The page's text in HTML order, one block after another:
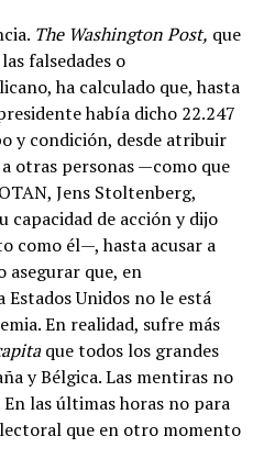
The Washington Post, que
falsedades o
ha calculado que, hasta
había dicho 22.247
y condición, desde atribuir
otras personas —como que
Jens Stoltenberg,
capacidad de acción y dijo
como él—, hasta acusar a
asegurar que, en
Unidos no le está
En realidad, sufre más
que todos los grandes
y Bélgica. Las mentiras no
las últimas horas no para
que en otro momento